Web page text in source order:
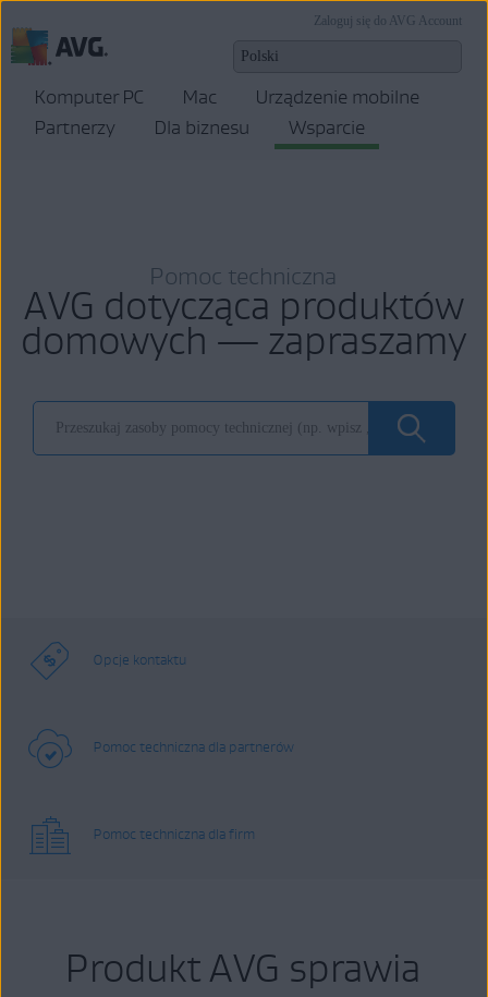
Zaloguj się do AVG Account
Komputer PC Mac
Urządzenie mobilne
Partnerzy
Dla biznesu Wsparcie
Pomoc techniczna
AVG dotycząca produktów
domowych — zapraszamy
Opcje kontaktu
Pomoc techniczna dla partnerów
Pomoc techniczna dla firm
Produkt AVG sprawia